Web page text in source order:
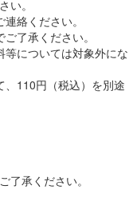
い。
絡ください。
了承ください。
については対象外にな
110円（税込）を別途
了承ください。